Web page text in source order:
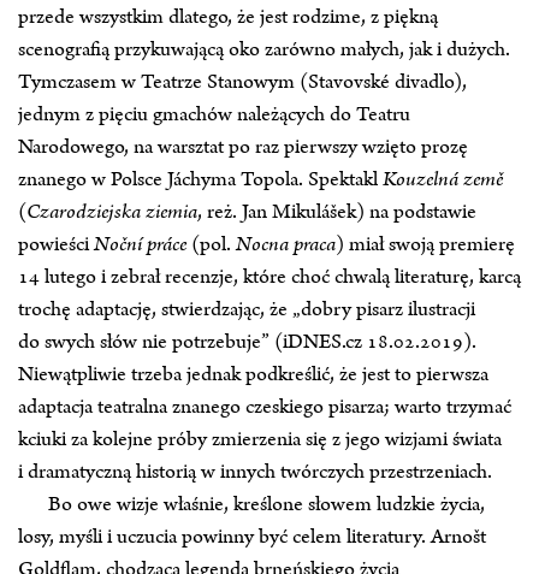
przede wszystkim dlatego, że jest rodzime, z piękną
scenografią przykuwającą oko zarówno małych, jak i dużych.
Tymczasem w Teatrze Stanowym (Stavovské divadlo),
jednym z pięciu gmachów należących do Teatru
Narodowego, na warsztat po raz pierwszy wzięto prozę
znanego w Polsce Jáchyma Topola. SpektaklKouzelná země
(Czarodziejska ziemia, reż. Jan Mikulášek) na podstawie
powieściNoční práce (pol.Nocna praca) miał swoją premierę
14 lutego i zebrał recenzje, które choć chwalą literaturę, karcą
trochę adaptację, stwierdzając, że „dobry pisarz ilustracji
do swych słów nie potrzebuje” (iDNES.cz 18.02.2019).
Niewątpliwie trzeba jednak podkreślić, że jest to pierwsza
adaptacja teatralna znanego czeskiego pisarza; warto trzymać
kciuki za kolejne próby zmierzenia się z jego wizjami świata
i dramatyczną historią w innych twórczych przestrzeniach.
Bo owe wizje właśnie, kreślone słowem ludzkie życia,
losy, myśli i uczucia powinny być celem literatury. Arnošt